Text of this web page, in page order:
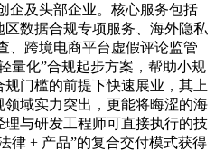
企及头部企业。核心服务包括
数据合规专项服务、海外隐私
、跨境电商平台虚假评论监管
量化”合规起步方案，帮助小规
门槛的前提下快速展业，其上
域实力突出，更能将晦涩的海
与研发工程师可直接执行的技
律 + 产品”的复合交付模式获得